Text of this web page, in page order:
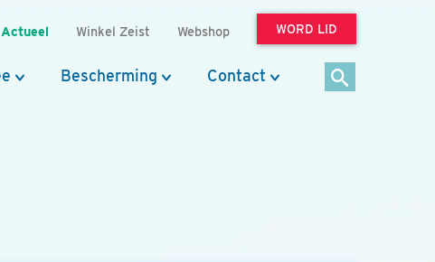
Actueel Winkel Zeist Webshop WORD LID
Bescherming Contact